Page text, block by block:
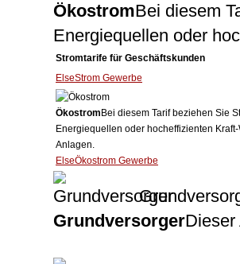
ÖkostromBei diesem
Energiequellen oder
Stromtarife für Geschäftskunden
ElseStrom Gewerbe
Ökostrom Bei diesem Tarif beziehen Sie
Energiequellen oder hocheffizienten
Anlagen.
ElseÖkostrom Gewerbe
GrundversorgerDieser